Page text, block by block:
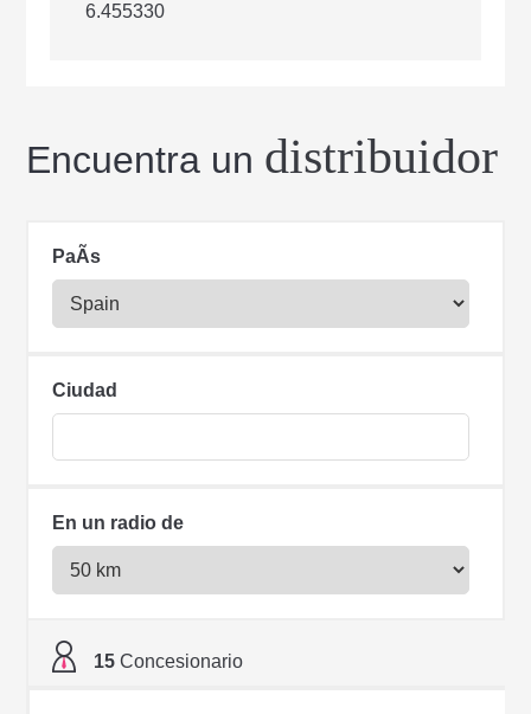
6.455330
Encuentra un distribuidor
PaÃ­s
Ciudad
En un radio de
15 Concesionario